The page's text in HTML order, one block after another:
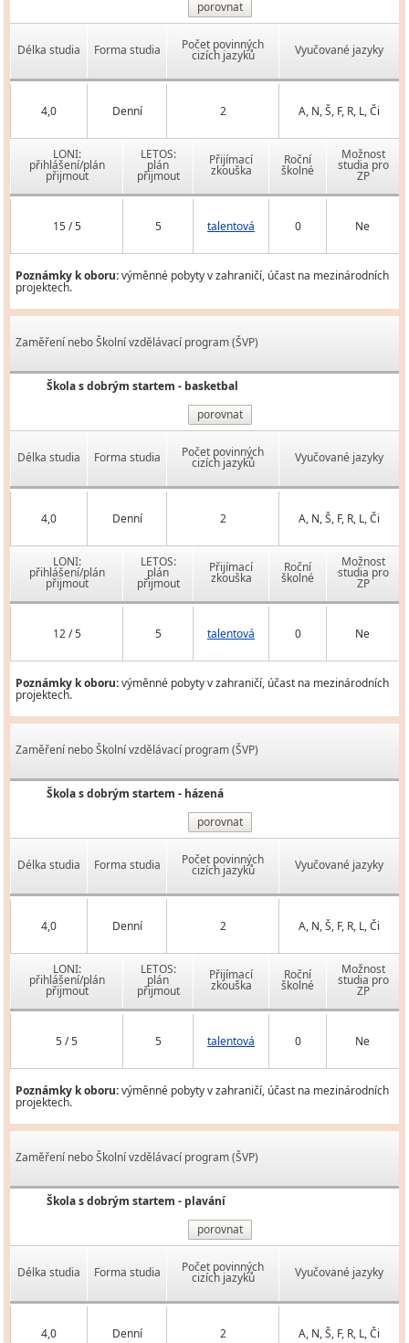
porovnat
Délka studia Forma studia Počet povinných
cizích jazyků Vyučované jazyky
4,0 Denní 2 A, N, Š, F, R, L, Či
LONI:
přihlášení/plán
přijmout
LETOS:
plán
přijmout
Přijímací
zkouška
Roční
školné
Možnost
studia pro
ZP
15 / 5 5 talentová 0 Ne
Poznámky k oboru:výměnné pobyty v zahraničí, účast na mezinárodních
projektech.
Zaměření nebo Školní vzdělávací program (ŠVP)
Škola s dobrým startem - basketbal
porovnat
Délka studia Forma studia Počet povinných
cizích jazyků Vyučované jazyky
4,0 Denní 2 A, N, Š, F, R, L, Či
LONI:
přihlášení/plán
přijmout
LETOS:
plán
přijmout
Přijímací
zkouška
Roční
školné
Možnost
studia pro
ZP
12 / 5 5 talentová 0 Ne
Poznámky k oboru:výměnné pobyty v zahraničí, účast na mezinárodních
projektech.
Zaměření nebo Školní vzdělávací program (ŠVP)
Škola s dobrým startem - házená
porovnat
Délka studia Forma studia Počet povinných
cizích jazyků Vyučované jazyky
4,0 Denní 2 A, N, Š, F, R, L, Či
LONI:
přihlášení/plán
přijmout
LETOS:
plán
přijmout
Přijímací
zkouška
Roční
školné
Možnost
studia pro
ZP
5 / 5 5 talentová 0 Ne
Poznámky k oboru:výměnné pobyty v zahraničí, účast na mezinárodních
projektech.
Zaměření nebo Školní vzdělávací program (ŠVP)
Škola s dobrým startem - plavání
porovnat
Délka studia Forma studia Počet povinných
cizích jazyků Vyučované jazyky
4,0 Denní 2 A, N, Š, F, R, L, Či